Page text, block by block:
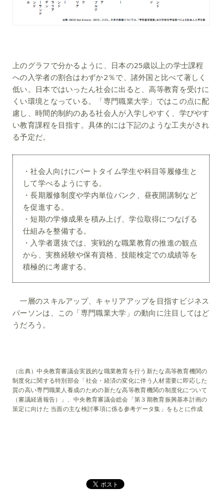
上のグラフで分かるように、日本の25歳以上の学士課程
への入学者の割合はわずか2％で、諸外国と比べて著しく
低い。日本ではいったん社会に出ると、高等教育を受けに
くい環境となっている。「専門職業大学」ではこの点に配
慮し、時間的制約のある社会人が入学しやすく、学びやす
い教育課程を目指す。具体的には下記のような工夫がされ
る予定だ。
・社会人向けにパートタイム学生や科目等履修生と
して学べるようにする。
・長期履修制度や学内単位バンク、昼夜開講制など
を促進する。
・短期の学修成果を積み上げ、学位取得につなげる
仕組みを整備する。
・入学者選抜では、実戦的な職業教育の推進の観点
から、実務経験や保有資格、技能検定での成績等を
積極的に考慮する。
一層のスキルアップ、キャリアアップを目指すビジネス
パーソンは、この「専門職業大学」の動向に注目してはど
うだろう。
（出典）中央教育審議会実践的な職業教育を行う新たな高等教育機関の
制度化に関する特別部会「社会・経済の変化に伴う人材需要に即応した
質の高い専門職業人養成のための新たな高等教育機関の制度化について
（審議経過報告）」、中央教育審議会総会「第３期教育振興基本計画の
策定に向けた 当面の主な検討事項に係る参考データ集」をもとに作成